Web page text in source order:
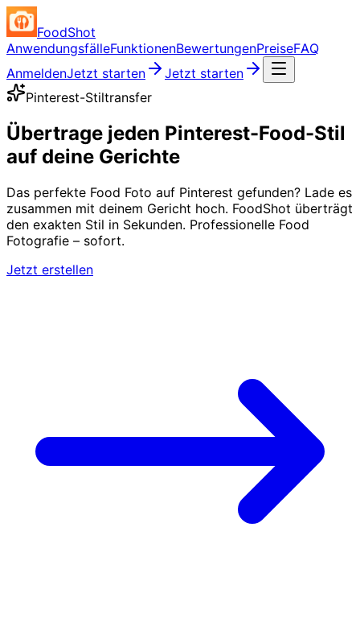
FoodShot
AnwendungsfälleFunktionenBewertungenPreiseFAQ
AnmeldenJetzt starten
Jetzt starten
Pinterest-Stiltransfer
Übertrage jeden Pinterest-Food-Stil
auf deine Gerichte
Das perfekte Food Foto auf Pinterest gefunden? Lade es
zusammen mit deinem Gericht hoch. FoodShot überträgt
den exakten Stil in Sekunden. Professionelle Food
Fotografie – sofort.
Jetzt erstellen